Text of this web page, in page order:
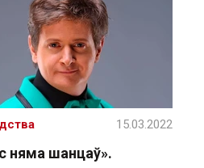
няма шанцаў».
15.03.2022